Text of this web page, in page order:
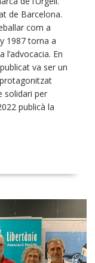
de Barcelona.
com a
1987 torna a
En
va ser un
protagonitzat
solidari per
publicà la